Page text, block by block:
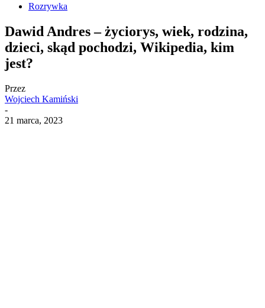
Rozrywka
Dawid Andres – życiorys, wiek, rodzina,
dzieci, skąd pochodzi, Wikipedia, kim
jest?
Przez
Wojciech Kamiński
-
21 marca, 2023